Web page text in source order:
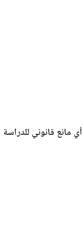
مانع قانوني